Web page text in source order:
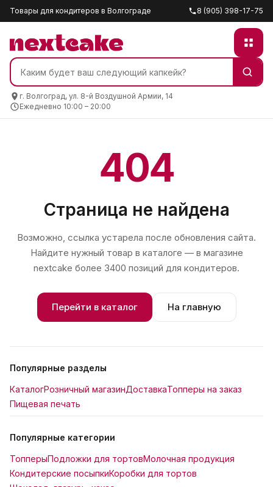
Товары для кондитеров в Волгограде 8 (905) 398-17-75
г. Волгоград, ул. 8-й Воздушной Армии, 14
Ежедневно 10:00 – 20:00
404
Страница не найдена
Возможно, ссылка устарела после обновления сайта.
Найдите нужный товар в каталоге — в магазине
nextcake более 3400 позиций для кондитеров.
Перейти в каталог На главную
Популярные разделы
КаталогРозничный магазинДоставкаТопперы на заказ
Пищевая печать
Популярные категории
ТопперыПодложки для тортовМолочная продукция
Кондитерские посыпкиКоробки для тортов